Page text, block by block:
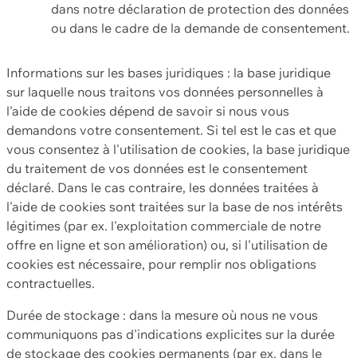
dans notre déclaration de protection des données
ou dans le cadre de la demande de consentement.
Informations sur les bases juridiques : la base juridique
sur laquelle nous traitons vos données personnelles à
l'aide de cookies dépend de savoir si nous vous
demandons votre consentement. Si tel est le cas et que
vous consentez à l'utilisation de cookies, la base juridique
du traitement de vos données est le consentement
déclaré. Dans le cas contraire, les données traitées à
l'aide de cookies sont traitées sur la base de nos intérêts
légitimes (par ex. l'exploitation commerciale de notre
offre en ligne et son amélioration) ou, si l'utilisation de
cookies est nécessaire, pour remplir nos obligations
contractuelles.
Durée de stockage : dans la mesure où nous ne vous
communiquons pas d'indications explicites sur la durée
de stockage des cookies permanents (par ex. dans le